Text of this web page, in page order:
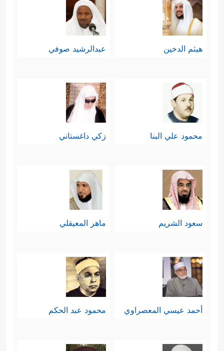
هيثم الدخين عبدالرشيد صوفي
محمود علي البنا زكي داغستاني
سعود الشريم ماهر المعيقلي
أحمد عيسي المعصراوي محمود عبد الحكم